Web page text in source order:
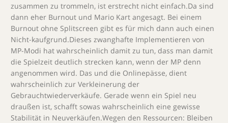
zusammen zu trommeln, ist erstrecht nicht einfach.Da sind
dann eher Burnout und Mario Kart angesagt. Bei einem
Burnout ohne Splitscreen gibt es für mich dann auch einen
Nicht-kaufgrund.Dieses zwanghafte Implementieren von
MP-Modi hat wahrscheinlich damit zu tun, dass man damit
die Spielzeit deutlich strecken kann, wenn der MP denn
angenommen wird. Das und die Onlinepässe, dient
wahrscheinlich zur Verkleinerung der
Gebrauchtwiederverkäufe. Gerade wenn ein Spiel neu
draußen ist, schafft sowas wahrscheinlich eine gewisse
Stabilität in Neuverkäufen.Wegen den Ressourcen: Bleiben